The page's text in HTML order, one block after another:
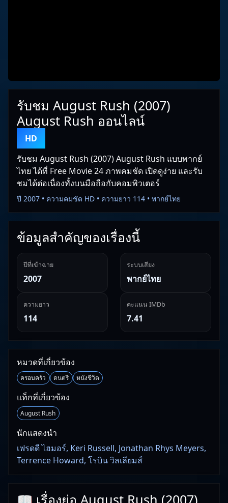
รับชม August Rush (2007)
August Rush ออนไลน์
HD
รับชม August Rush (2007) August Rush แบบพากย์
ไทย ได้ที่ Free Movie 24 ภาพคมชัด เปิดดูง่าย และรับ
ชมได้ต่อเนื่องทั้งบนมือถือกับคอมพิวเตอร์
ปี 2007 • ความคมชัด HD • ความยาว 114 • พากย์ไทย
ข้อมูลสำคัญของเรื่องนี้
ปีที่เข้าฉาย
2007
ระบบเสียง
พากย์ไทย
ความยาว
114
คะแนน IMDb
7.41
หมวดที่เกี่ยวข้อง
ครอบครัว ดนตรี หนังชีวิต
แท็กที่เกี่ยวข้อง
August Rush
นักแสดงนำ
เฟรดดี ไฮมอร์, Keri Russell, Jonathan Rhys Meyers,
Terrence Howard, โรบิน วิลเลียมส์
📖 เรื่องย่อ August Rush (2007)